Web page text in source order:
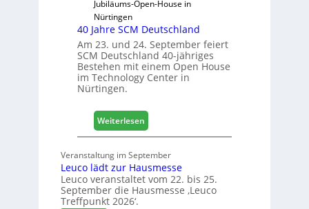
D
c
+
H
o
2
0
8
Jubiläums-Open-House in
Nürtingen
40 Jahre SCM Deutschland
Am 23. und 24. September feiert
SCM Deutschland 40-jähriges
Bestehen mit einem Open House
im Technology Center in
Nürtingen.
Weiterlesen:
4
J
a
h
Veranstaltung im September
Leuco lädt zur Hausmesse
Leuco veranstaltet vom 22. bis 25.
September die Hausmesse ‚Leuco
Treffpunkt 2026‘.